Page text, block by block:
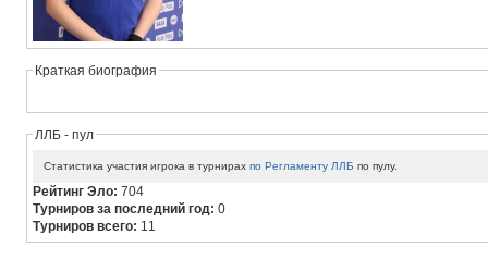
Краткая биография
ЛЛБ - пул
Статистика участия игрока в турнирахпо Регламенту ЛЛБ по пулу.
Рейтинг Эло:704
Турниров за последний год:0
Турниров всего: 11